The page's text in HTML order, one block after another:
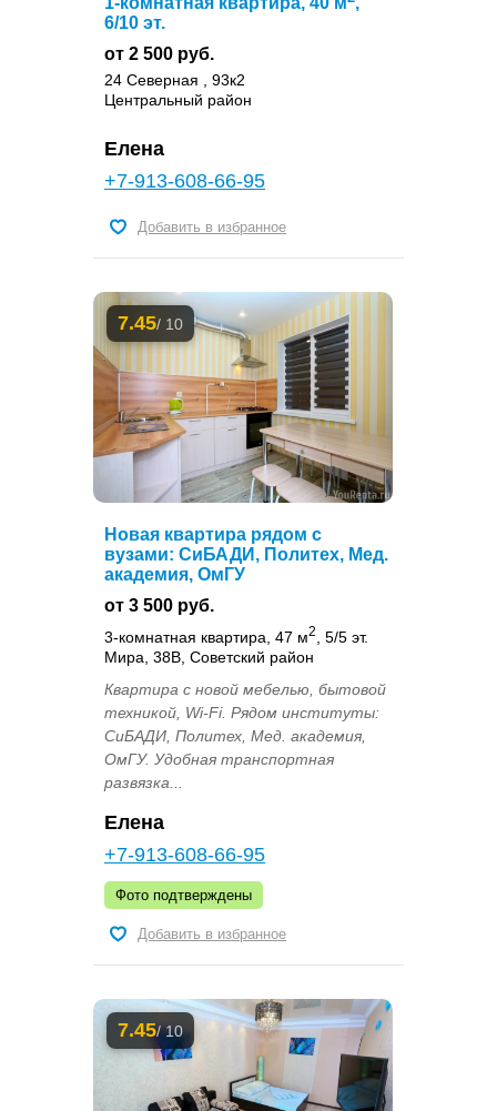
6/10 эт.
от 2 500 руб.
24 Северная , 93к2
Центральный район
Елена
+7-913-608-66-95
Добавить в избранное
7.45/ 10
Новая квартира рядом с
вузами: СиБАДИ, Политех, Мед.
академия, ОмГУ
от 3 500 руб.
3-комнатная квартира, 47 м2
, 5/5 эт.
Мира, 38В, Советский район
Квартира с новой мебелью, бытовой
техникой, Wi-Fi. Рядом институты:
СиБАДИ, Политех, Мед. академия,
ОмГУ. Удобная транспортная
развязка...
Елена
+7-913-608-66-95
Фото подтверждены
Добавить в избранное
7.45/ 10